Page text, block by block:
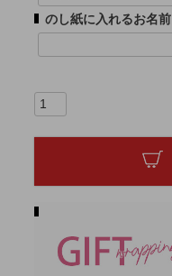
必
須
のし紙に入れるお名前